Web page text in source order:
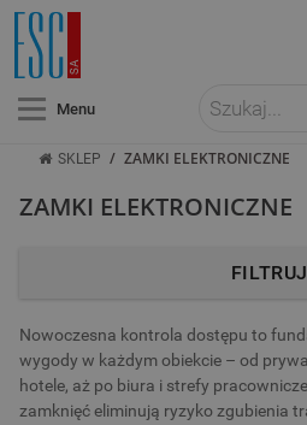
Menu
SKLEP / ZAMKI ELEKTRONICZNE
FILTRUJ
ZAMKI ELEKTRONICZNE
Nowoczesna kontrola dostępu to
wygody w każdym obiekcie – od
hotele, aż po biura i strefy
zamknięć eliminują ryzyko zgubienia